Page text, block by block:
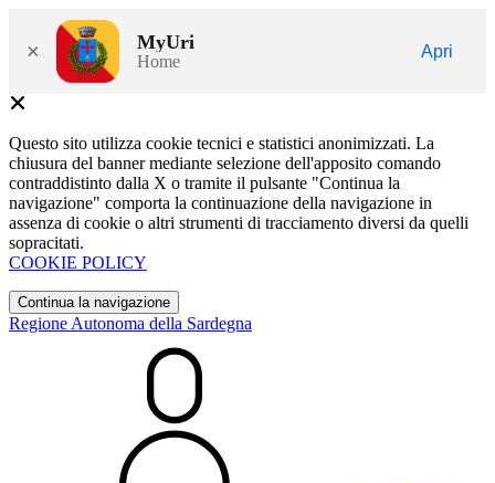
× MyUri
Home
Apri
Questo sito utilizza cookie tecnici e statistici anonimizzati. La
chiusura del banner mediante selezione dell'apposito comando
contraddistinto dalla X o tramite il pulsante "Continua la
navigazione" comporta la continuazione della navigazione in
assenza di cookie o altri strumenti di tracciamento diversi da quelli
sopracitati.
COOKIE POLICY
Continua la navigazione
Regione Autonoma della Sardegna